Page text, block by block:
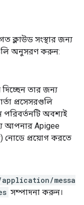
ক্লাউড সংস্থার জন্য
অনুসরণ করুন:
তার জন্য
প্রসেসরগুলি
অবশ্যই
আপনার Apigee
নোডে প্রয়োগ করতে
messa
সম্পাদনা করুন।